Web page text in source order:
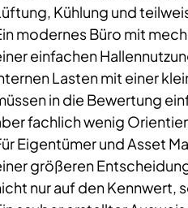
Kühlung und
modernes Büro mit
einfachen
Lasten mit einer
in die Bewertung
fachlich wenig
Eigentümer und Asset
größeren
nur auf den Kennwert,